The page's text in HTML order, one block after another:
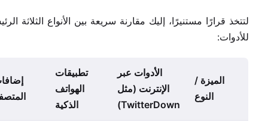
لتتخذ قرارًا مستنيرًا، إليك مقارنة سريعة بين الأنواع الثلاثة
للأدوات:
الميزة /
النوع
الأدوات عبر
الإنترنت (مثل
TwitterDown)
تطبيقات
الهواتف
الذكية